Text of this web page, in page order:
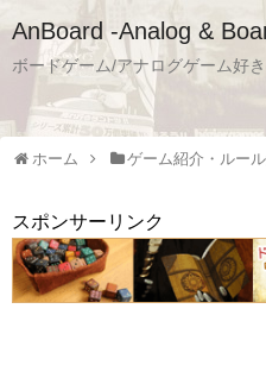
AnBoard -Analog &
ボードゲーム/アナログゲーム好
ホーム ゲーム紹介・ルー
スポンサーリンク